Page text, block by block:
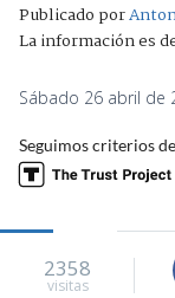
Publicado por
La información es
Sábado 26 abril de
Seguimos criterios de
2358
visitas